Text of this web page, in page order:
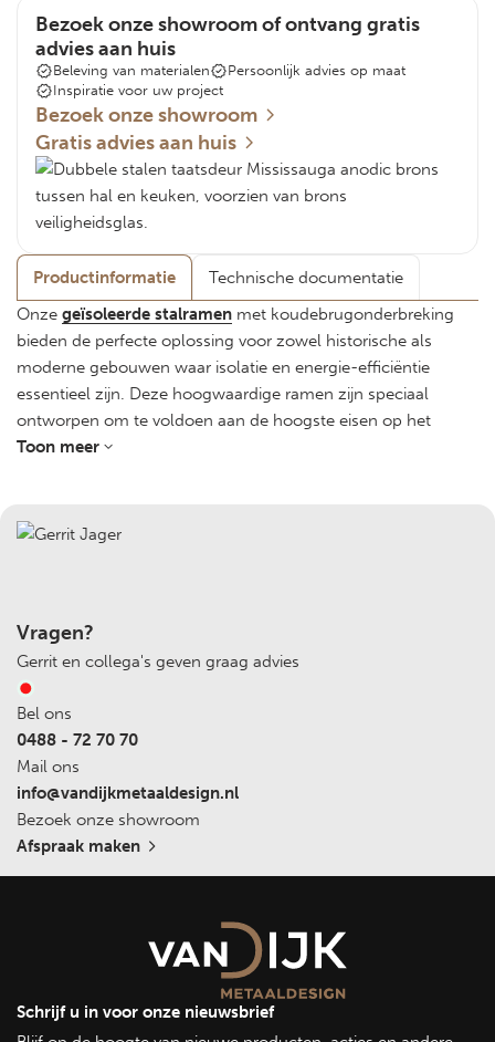
Bezoek onze showroom of ontvang gratis
advies aan huis
Beleving van materialen
Persoonlijk advies op maat
Inspiratie voor uw project
Bezoek onze showroom
Gratis advies aan huis
Productinformatie
Technische documentatie
Onze geïsoleerde stalramen met koudebrugonderbreking
bieden de perfecte oplossing voor zowel historische als
moderne gebouwen waar isolatie en energie-efficiëntie
essentieel zijn. Deze hoogwaardige ramen zijn speciaal
ontworpen om te voldoen aan de hoogste eisen op het
gebied van thermische isolatie, zonder concessies te doen
Voordelen van geïsoleerde stalramen met
koudebrugonderbrekingstechnologie minimaliseren
onze ramen warmteverlies en zorgen ze voor een
uitstekende thermische isolatie. Dit helpt niet alleen om
binnenomgeving te handhaven, ongeacht de
Duurzaam en onderhoudsarm:
hoogwaardig staal, zijn onze stalramen duurzaam,
bestand tegen extreme weersomstandigheden en
product verlengt.
Authentiek en stijlvol ontwerp:Onze geïsoleerde
stalramen behouden de karakteristieke charme van
traditionele stalramen, terwijl ze modern comfort en
Toon meer
Vragen?
Gerrit en collega's geven graag advies
Bel ons
0488 - 72 70 70
Mail ons
info@vandijkmetaaldesign.nl
Bezoek onze showroom
Afspraak maken
Schrijf u in voor onze nieuwsbrief